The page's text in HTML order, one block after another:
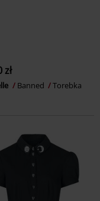
zł
Banned Torebka